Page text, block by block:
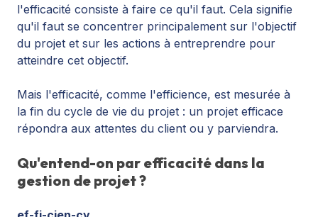
l'efficacité consiste à faire ce qu'il faut. Cela signifie
qu'il faut se concentrer principalement sur l'objectif
du projet et sur les actions à entreprendre pour
atteindre cet objectif.
Mais l'efficacité, comme l'efficience, est mesurée à
la fin du cycle de vie du projet : un projet efficace
répondra aux attentes du client ou y parviendra.
Qu'entend-on par efficacité dans la
gestion de projet ?